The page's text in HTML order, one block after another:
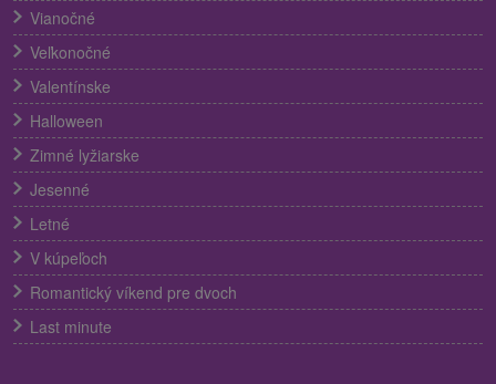
Vianočné
Veľkonočné
Valentínske
Halloween
Zimné lyžiarske
Jesenné
Letné
V kúpeľoch
Romantický víkend pre dvoch
Last minute